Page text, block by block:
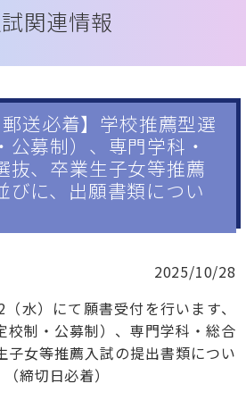
関連情報
郵送必着】学校推薦型選
公募制）、専門学科・
抜、卒業生子女等推薦
びに、出願書類につい
2025/10/28
水）にて願書受付を行います、
校制・公募制）、専門学科・総合
子女等推薦入試の提出書類につい
締切日必着）